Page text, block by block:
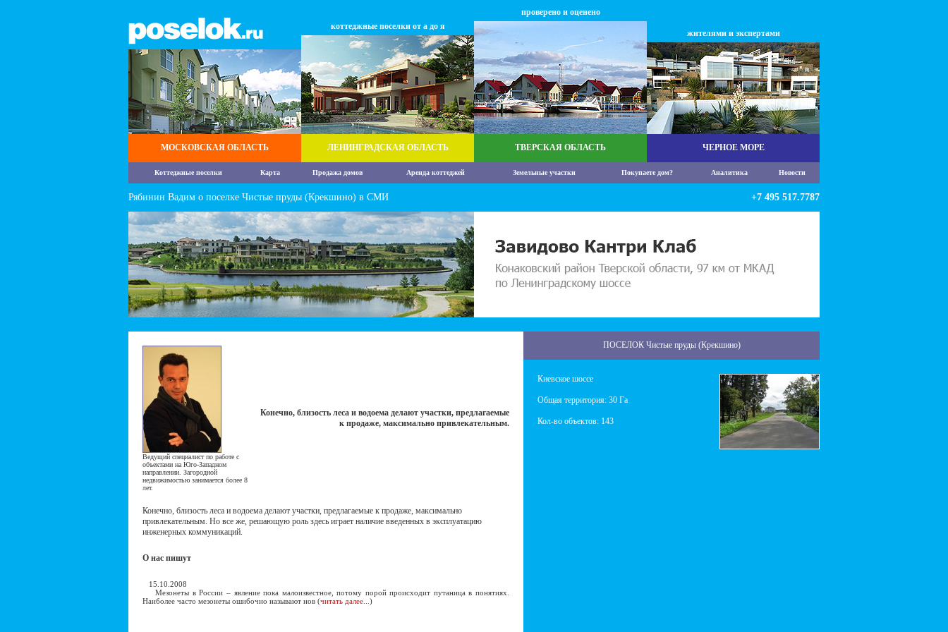
МОСКОВСКАЯ ОБЛАСТЬ
коттеджные поселки от а до я
ЛЕНИНГРАДСКАЯ ОБЛАСТЬ
проверено и оценено
ТВЕРСКАЯ ОБЛАСТЬ
жителями и экспертами
ЧЕРНОЕ МОРЕ
Коттеджные поселки Карта Продажа домов Аренда коттеджей Земельные участки Покупаете дом? Аналитика Новости
Рябинин Вадим о поселке Чистые пруды (Крекшино) в СМИ +7 495 517.7787
Ведущий специалист по работе с
объектами на Юго-Западном
направлении. Загородной
недвижимостью занимается более 8
лет.
Конечно, близость леса и водоема делают участки, предлагаемые
к продаже, максимально привлекательным.
Конечно, близость леса и водоема делают участки, предлагаемые к продаже, максимально
привлекательным. Но все же, решающую роль здесь играет наличие введенных в эксплуатацию
инженерных коммуникаций.
О нас пишут
15.10.2008
Мезонеты в России – явление пока малоизвестное, потому порой происходит путаница в понятиях.
Наиболее часто мезонеты ошибочно называют нов (читать далее... )
ПОСЕЛОК Чистые пруды (Крекшино)
Киевское шоссе
Общая территория: 30 Га
Кол-во объектов: 143